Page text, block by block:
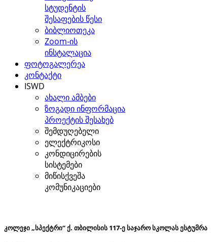
სტუდენტის
შესაფების წესი
ბიბლიოთეკა
Zoom-ის
ინსტალაცია
ფოტოგალერეა
კონტაქტი
ISWD
ახალი ამბები
ზოგადი ინფორმაცია
პროექტის შესახებ
შემდუღებელი
ელექტრიკოსი
კონდიცირების
სისტემები
მიწისქვეშა
კომუნიკაციები
კოლეჯი „სპექტრი“ ქ. თბილისის 117-ე საჯარო სკოლას ესტუმრა